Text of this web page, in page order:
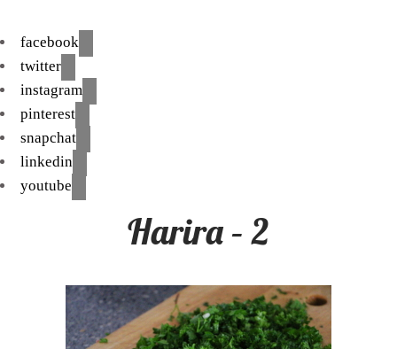
facebook
twitter
instagram
pinterest
snapchat
linkedin
youtube
Harira – 2